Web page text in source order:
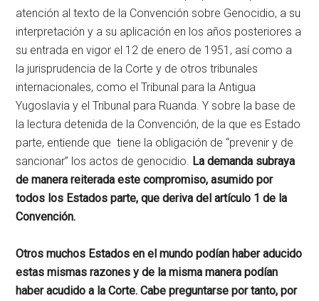
atención al texto de la Convención sobre Genocidio, a su
interpretación y a su aplicación en los años posteriores a
su entrada en vigor el 12 de enero de 1951, así como a
la jurisprudencia de la Corte y de otros tribunales
internacionales, como el Tribunal para la Antigua
Yugoslavia y el Tribunal para Ruanda. Y sobre la base de
la lectura detenida de la Convención, de la que es Estado
parte, entiende que tiene la obligación de “prevenir y de
sancionar” los actos de genocidio. La demanda subraya
de manera reiterada este compromiso, asumido por
todos los Estados parte, que deriva del artículo 1 de la
Convención.
Otros muchos Estados en el mundo podían haber aducido
estas mismas razones y de la misma manera podían
haber acudido a la Corte. Cabe preguntarse por tanto, por